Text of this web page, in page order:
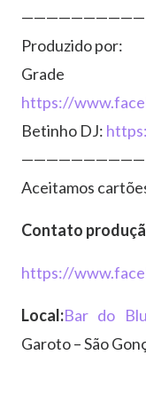
Produzido por:
https://
Betinho DJ:
Aceitamos
Contato
https://
Local:Bar do
Garoto – São